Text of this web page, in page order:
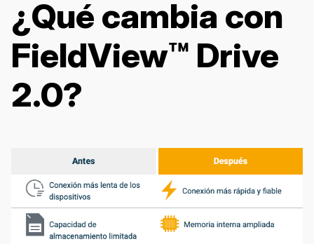
¿Qué cambia con
FieldView™ Drive
2.0?